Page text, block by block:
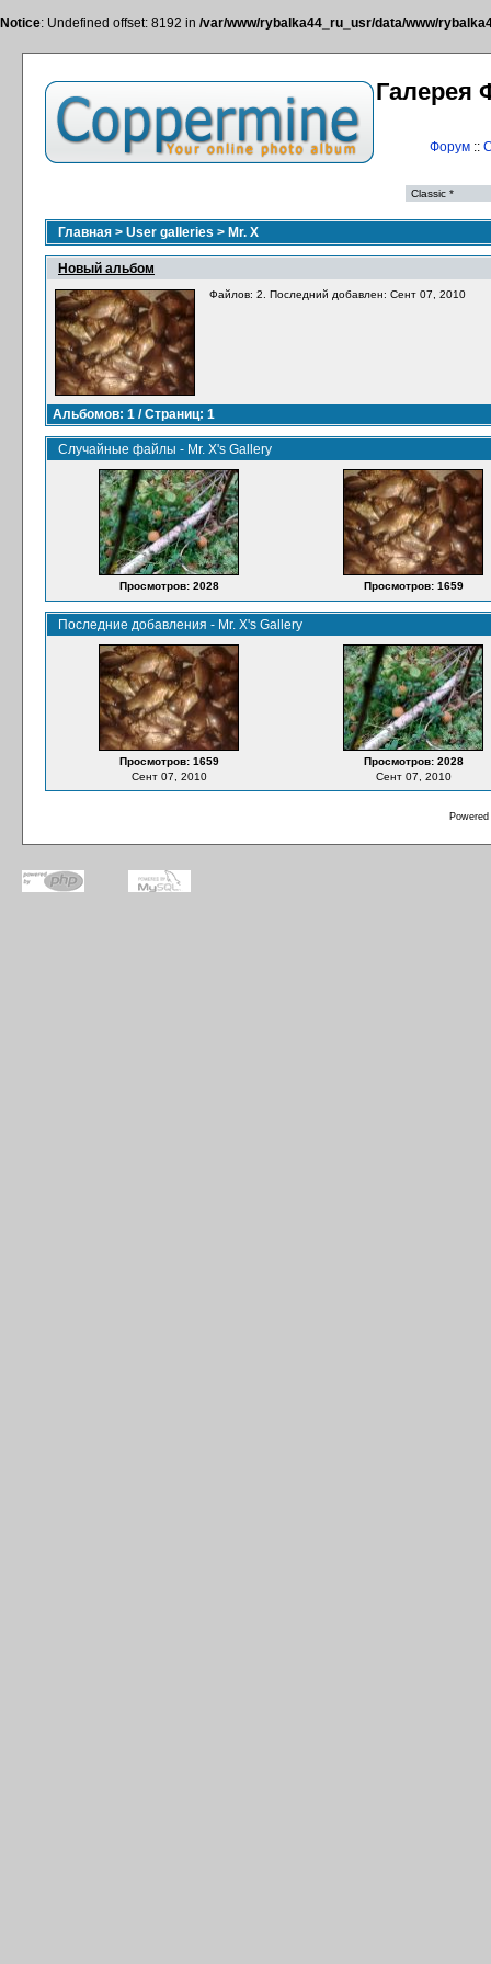
Notice: Undefined offset: 8192 in /var/www/rybalka44_ru_usr/data/www/
Галерея
Форум::
Главная > User galleries > Mr. X
Новый альбом
Файлов: 2. Последний добавлен: Сент 07, 2010
Альбомов: 1 / Страниц: 1
Случайные файлы - Mr. X's Gallery
Просмотров: 2028 Просмотров: 1659
Последние добавления - Mr. X's Gallery
Просмотров: 1659
Сент 07, 2010
Просмотров: 2028
Сент 07, 2010